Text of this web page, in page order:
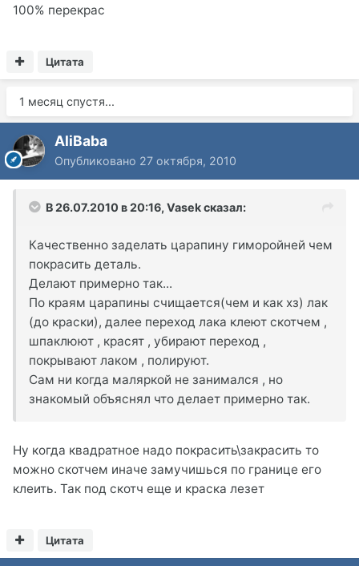
100% перекрас
Цитата
1 месяц спустя...
AliBaba
Опубликовано 27 октября, 2010
В 26.07.2010 в 20:16, Vasek сказал:
Качественно заделать царапину гиморойней чем
покрасить деталь.
Делают примерно так...
По краям царапины счищается(чем и как хз) лак
(до краски), далее переход лака клеют скотчем ,
шпаклюют , красят , убирают переход ,
покрывают лаком , полируют.
Сам ни когда маляркой не занимался , но
знакомый объяснял что делает примерно так.
Ну когда квадратное надо покрасить\закрасить то
можно скотчем иначе замучишься по границе его
клеить. Так под скотч еще и краска лезет
Цитата